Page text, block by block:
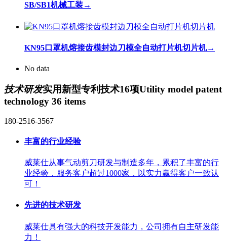
SB/SB1机械工装→
KN95口罩机熔接齿模封边刀模全自动打片机切片机→
No data
技术研发实用新型专利技术16项Utility model patent
technology 36 items
180-2516-3567
丰富的行业经验
威莱仕从事气动剪刀研发与制造多年，累积了丰富的行
业经验，服务客户超过1000家，以实力赢得客户一致认
可！
先进的技术研发
威莱仕具有强大的科技开发能力，公司拥有自主研发能
力！